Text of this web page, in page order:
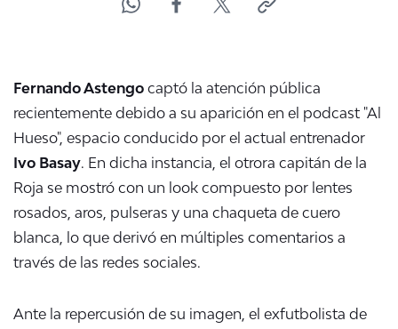
Fernando Astengo captó la atención pública
recientemente debido a su aparición en el podcast "Al
Hueso", espacio conducido por el actual entrenador
Ivo Basay. En dicha instancia, el otrora capitán de la
Roja se mostró con un look compuesto por lentes
rosados, aros, pulseras y una chaqueta de cuero
blanca, lo que derivó en múltiples comentarios a
través de las redes sociales.
Ante la repercusión de su imagen, el exfutbolista de